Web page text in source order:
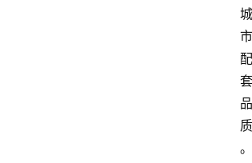
城
市
配
套
品
质
。